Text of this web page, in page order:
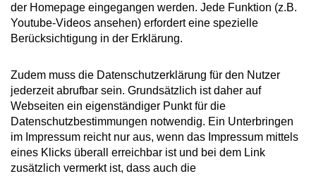
der Homepage eingegangen werden. Jede Funktion (z.B.
Youtube-Videos ansehen) erfordert eine spezielle
Berücksichtigung in der Erklärung.
Zudem muss die Datenschutzerklärung für den Nutzer
jederzeit abrufbar sein. Grundsätzlich ist daher auf
Webseiten ein eigenständiger Punkt für die
Datenschutzbestimmungen notwendig. Ein Unterbringen
im Impressum reicht nur aus, wenn das Impressum mittels
eines Klicks überall erreichbar ist und bei dem Link
zusätzlich vermerkt ist, dass auch die